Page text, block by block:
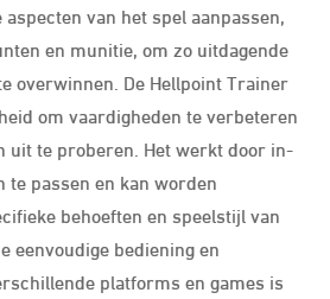
van het spel aanpassen,
en munitie, om zo uitdagende
overwinnen. De Hellpoint Trainer
om vaardigheden te verbeteren
uit te proberen. Het werkt door in-
te passen en kan worden
behoeften en speelstijl van
eenvoudige bediening en
platforms en games is